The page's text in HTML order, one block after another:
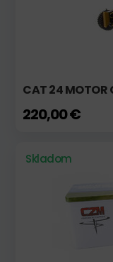
CAT 24 MOTOR
220,00 €
Skladom